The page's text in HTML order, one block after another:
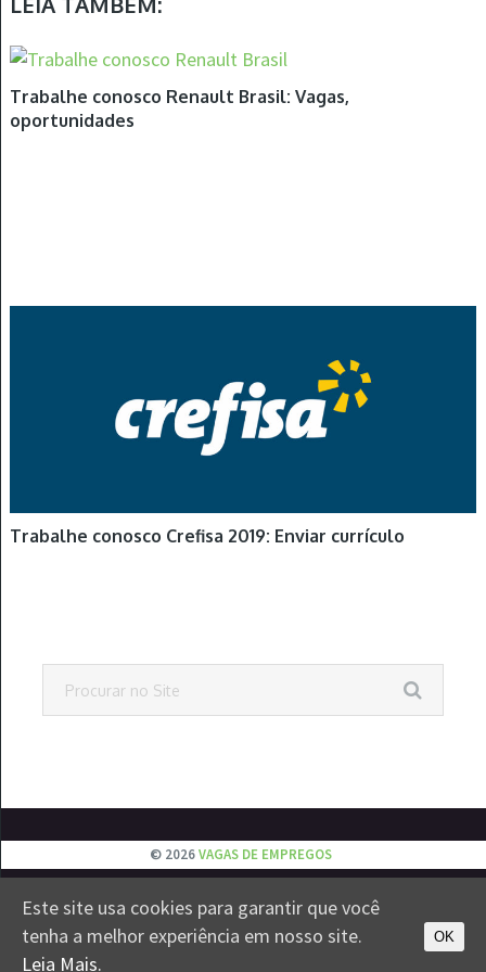
Trabalhe conosco Renault Brasil: Vagas,
oportunidades
Trabalhe conosco Crefisa 2019: Enviar currículo
© 2026VAGAS DE EMPREGOS
EMPREGOS JOVEM APRENDIZ ESTÁGIOS
VESTIBULAR
CONTATO
PRIVACIDADE
Este site usa cookies para garantir que você
tenha a melhor experiência em nosso site.
Leia Mais.
OK